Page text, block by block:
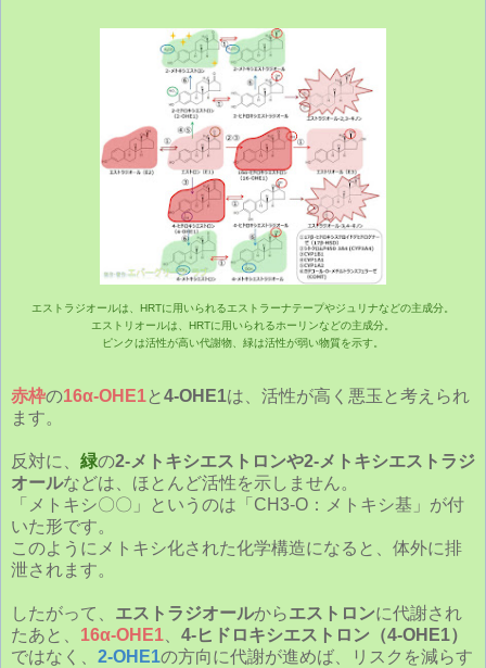
エストラジオールは、HRTに用いられるエストラーナテープやジュリナなどの主成分。
エストリオールは、HRTに用いられるホーリンなどの主成分。
ピンクは活性が高い代謝物、緑は活性が弱い物質を示す。
赤枠の16α-OHE1と4-OHE1は、活性が高く悪玉と考えられ
ます。
反対に、 緑の2-メトキシエストロンや2-メトキシエストラジ
オールなどは、ほとんど活性を示しません。
「メトキシ〇〇」というのは「CH3-O：メトキシ基」が付
いた形です。
このようにメトキシ化された化学構造になると、体外に排
泄されます。
したがって、 エストラジオールからエストロンに代謝され
たあと、 16α-OHE1
4-ヒドロキシエストロン（4-OHE1）
ではなく、 2-OHE1の方向に代謝が進めば、リスクを減らす